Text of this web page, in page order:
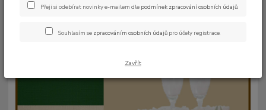
Teflonový ubrus 120x160cm -
terrakota 91
Přeji si odebírat novinky e-mailem dle podmínek zpracování osobních údajů.
Souhlasím se zpracováním osobních údajů pro účely registrace.
Zavřít